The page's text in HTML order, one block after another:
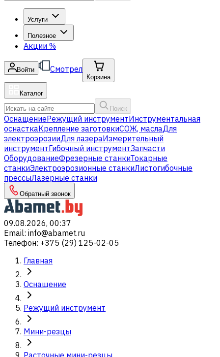
Услуги
Полезное
Акции %
Войти Смотрел
Корзина
Каталог
Поиск
ОснащениеРежущий инструментИнструментальная
оснасткаКрепление заготовкиСОЖ, маслаДля
электроэрозииДля лазераИзмерительный
инструментГибочный инструментЗапчасти
ОборудованиеФрезерные станкиТокарные
станкиЭлектроэрозионные станкиЛистогибочные
прессыЛазерные станки
Обратный звонок
09.08.2026, 00:37
Email: info@abamet.ru
Телефон: +375 (29) 125-02-05
Главная
Оснащение
Режущий инструмент
Мини-резцы
Расточные мини-резцы